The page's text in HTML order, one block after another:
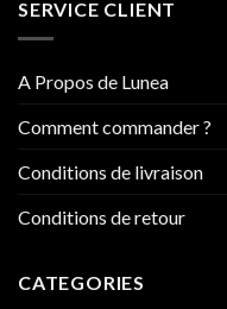
SERVICE CLIENT
A Propos de Lunea
Comment commander ?
Conditions de livraison
Conditions de retour
CATEGORIES